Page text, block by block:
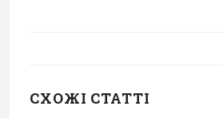
СХОЖІ СТАТТІ